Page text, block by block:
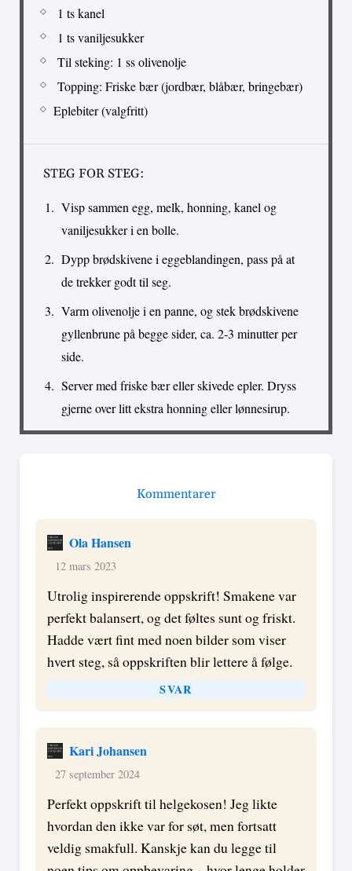
1 ts kanel
1 ts vaniljesukker
Til steking: 1 ss olivenolje
Topping: Friske bær (jordbær, blåbær, bringebær)
Eplebiter (valgfritt)
STEG FOR STEG:
Visp sammen egg, melk, honning, kanel og
vaniljesukker i en bolle.
Dypp brødskivene i eggeblandingen, pass på at
de trekker godt til seg.
Varm olivenolje i en panne, og stek brødskivene
gyllenbrune på begge sider, ca. 2-3 minutter per
side.
Server med friske bær eller skivede epler. Dryss
gjerne over litt ekstra honning eller lønnesirup.
Kommentarer
Ola Hansen
12 mars 2023
Utrolig inspirerende oppskrift! Smakene var
perfekt balansert, og det føltes sunt og friskt.
Hadde vært fint med noen bilder som viser
hvert steg, så oppskriften blir lettere å følge.
SVAR
Kari Johansen
27 september 2024
Perfekt oppskrift til helgekosen! Jeg likte
hvordan den ikke var for søt, men fortsatt
veldig smakfull. Kanskje kan du legge til